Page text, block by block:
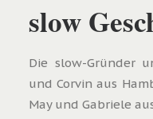
slow
Die slow-Gründer
und Corvin aus
May und Gabriele